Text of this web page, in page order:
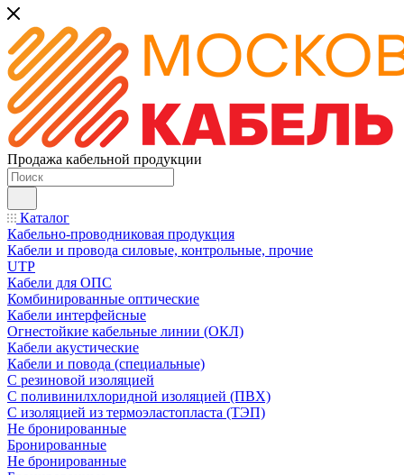
Продажа кабельной продукции
Каталог
Кабельно-проводниковая продукция
Кабели и провода силовые, контрольные, прочие
UTP
Кабели для ОПС
Комбинированные оптические
Кабели интерфейсные
Огнестойкие кабельные линии (ОКЛ)
Кабели акустические
Кабели и повода (специальные)
С резиновой изоляцией
С поливинилхлоридной изоляцией (ПВХ)
С изоляцией из термоэластопласта (ТЭП)
Не бронированные
Бронированные
Не бронированные